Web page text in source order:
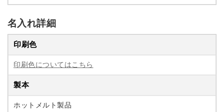
名入れ詳細
印刷色
印刷色についてはこちら
製本
ホットメルト製品